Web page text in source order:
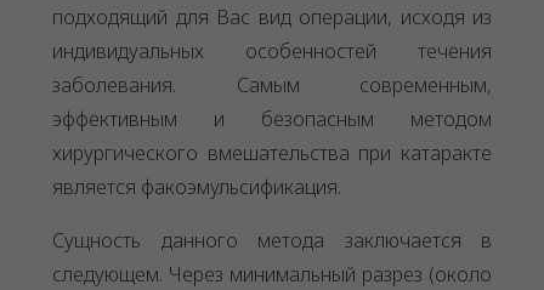
подходящий для Вас вид операции, исходя из
индивидуальных особенностей течения
заболевания. Самым современным,
эффективным и безопасным методом
хирургического вмешательства при катаракте
является факоэмульсификация.
Сущность данного метода заключается в
следующем. Через минимальный разрез (около